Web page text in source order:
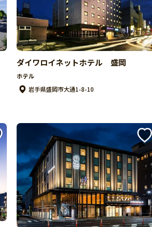
ダイワロイネットホテル 盛岡
ホテル
岩手県盛岡市大通1-8-10